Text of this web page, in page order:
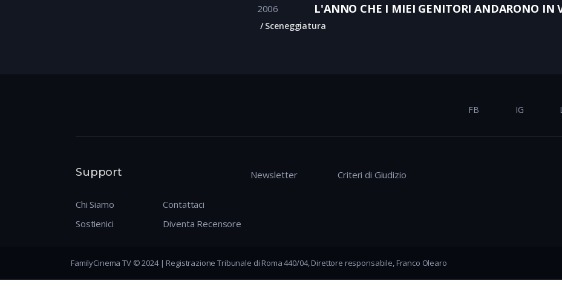
2006 L'ANNO CHE I MIEI GENITORI ANDARONO
Sceneggiatura
FB IG
Support
Chi Siamo
Sostienici
Contattaci
Diventa Recensore
Newsletter Criteri di Giudizio
FamilyCinema TV © 2024 | Registrazione Tribunale di Roma 440/04, Direttore responsabile, Franco Olearo